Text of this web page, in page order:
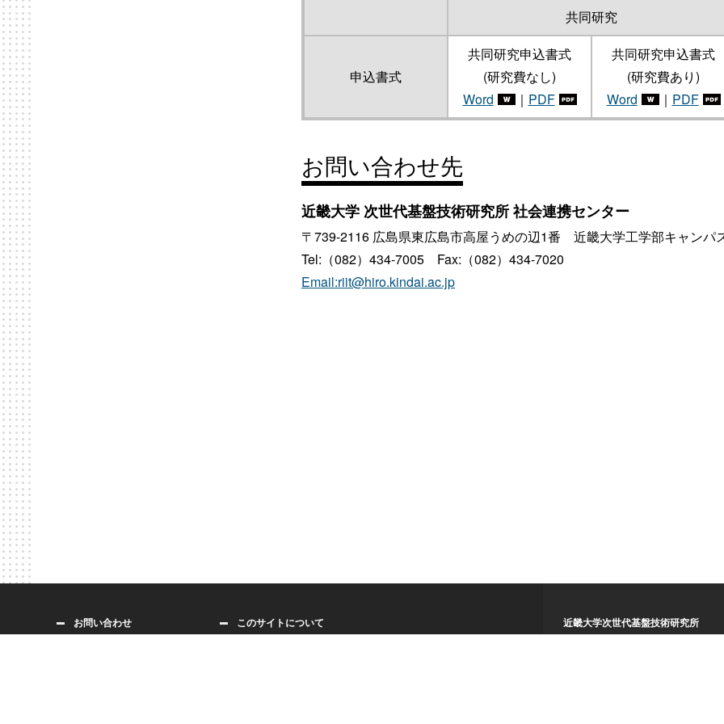
共同研究
申込書式
共同研究申込書式
(研究費なし)
Word
｜ PDF
共同研究申込書式
(研究費あり)
Word
｜ PDF
お問い合わせ先
近畿大学 次世代基盤技術研究所 社会連携センター
〒739-2116 広島県東広島市高屋うめの辺1番 近畿大学工学部キャンパ
Tel:（082）434-7005 Fax:（082）434-7020
Email:riit@hiro.kindai.ac.jp
お問い合わせ
このサイトについて
近畿大学次世代基盤技術研究所